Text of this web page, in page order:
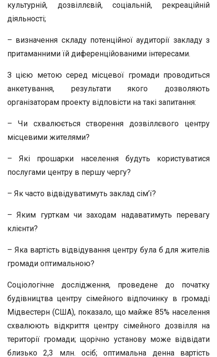
культурній, дозвіллєвій, соціальній, рекреаційній
діяльності;
– визначення складу потенційної аудиторії закладу з
притаманними їй диференційованими інтересами.
З цією метою серед місцевої громади проводиться
анкетування, результати якого дозволяють
організаторам проекту відповісти на такі запитання:
– Чи схвалюється створення дозвіллєвого центру
місцевими жителями?
– Які прошарки населення будуть користуватися
послугами центру в першу чергу?
– Як часто відвідуватимуть заклад сім’ї?
– Яким гурткам чи заходам надаватимуть перевагу
клієнти?
– Яка вартість відвідування центру була б для жителів
громади оптимальною?
Соціологічне дослідження, проведене до початку
будівництва центру сімейного відпочинку в громаді
Мідвестерн (США), показало, що майже 85% населення
схвалюють відкриття центру сімейного дозвілля на
території громади; щорічно установу може відвідати
близько 2,3 млн. осіб; оптимальна денна вартість